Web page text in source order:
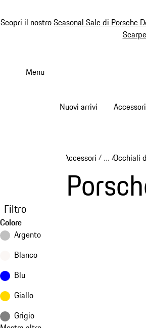
Scopri il nostroSeasonal Sale di Porsche
Scarpe
Menu
Nuovi arrivi
Accessori / …
Reveal
/Occhiali
Filtro
Colore
Argento
Blanco
Blu
Giallo
Grigio